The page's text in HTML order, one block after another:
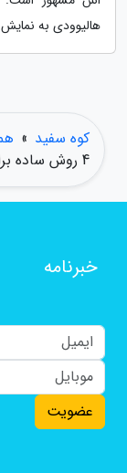
هالیوودی به نمایش
کوه سفید »
4 روش ساده برای کوتاه کردن رزومه
خبرنامه
عضویت